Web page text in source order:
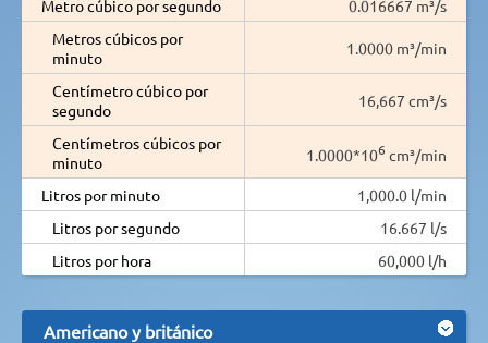
Metro cúbico por segundo
0.016667 m³/s
Metros cúbicos por
minuto
1.0000 m³/min
Centímetro cúbico por
segundo
16,667 cm³/s
Centímetros cúbicos por
minuto
1.0000*106 cm³/min
Litros por minuto
1,000.0 l/min
Litros por segundo
16.667 l/s
Litros por hora
60,000 l/h
Americano y británico